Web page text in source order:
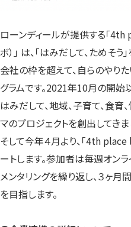
ローンディールが提供する「4th
ボ）」 は、「はみだして、ためそ
会社の枠を超えて、自らのやり
グラムです。2021年10月の開
はみだして、地域、子育て、食
マのプロジェクトを創出してきま
そして今年４月より、「4th
ートします。参加者は毎週オンラ
メンタリングを繰り返し、３ヶ
を目指します。